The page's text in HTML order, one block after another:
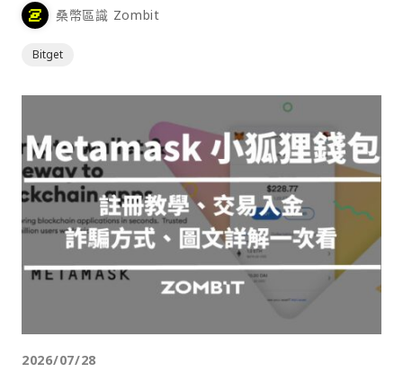
桑幣區識 Zombit
Bitget
2026/07/28